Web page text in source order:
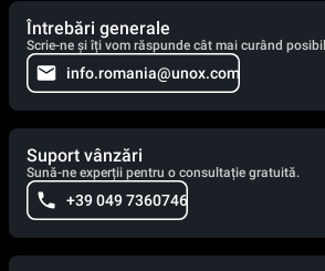
Întrebări generale
Scrie-ne și îți vom răspunde cât mai curând
info.romania@unox.com
Suport vânzări
Sună-ne experții pentru o consultație gratuită.
+39 049 7360746